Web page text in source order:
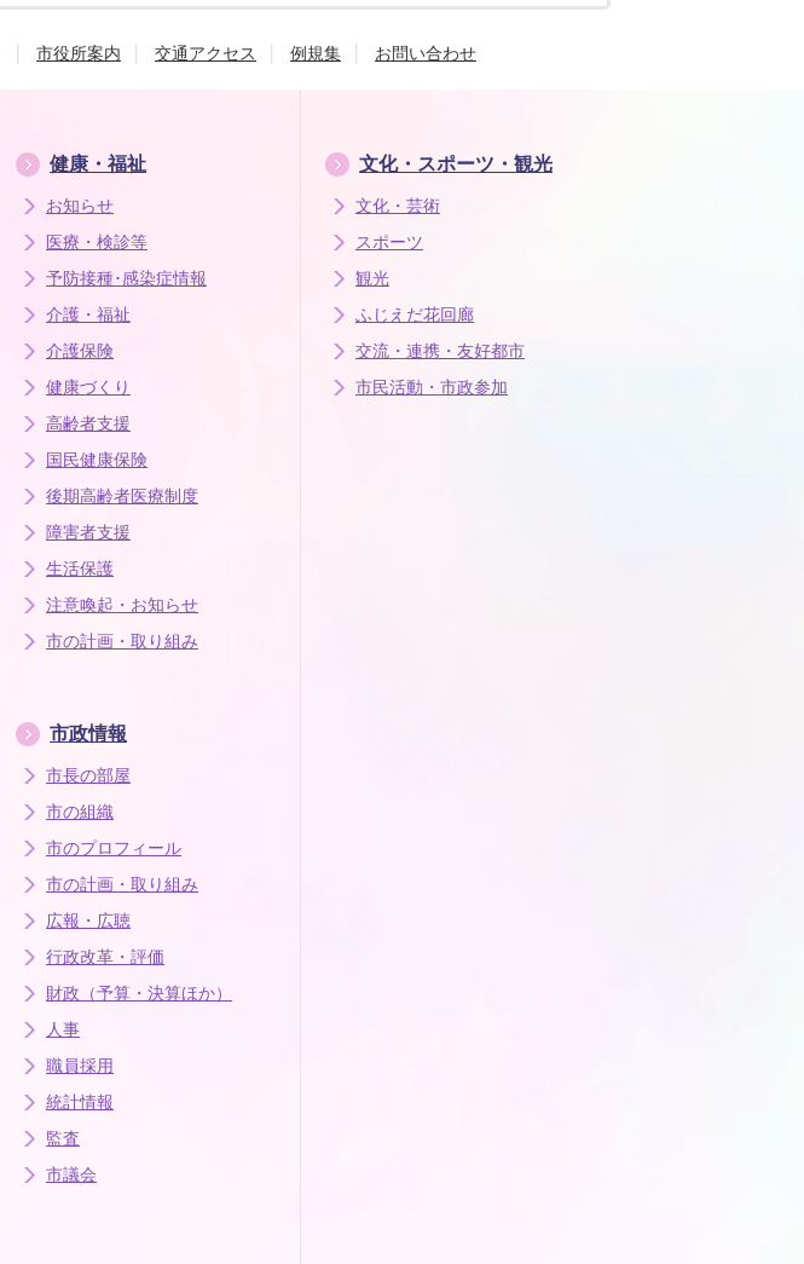
市役所案内 交通アクセス 例規集 お問い合わせ
健康・福祉
お知らせ
医療・検診等
予防接種･感染症情報
介護・福祉
介護保険
健康づくり
高齢者支援
国民健康保険
後期高齢者医療制度
障害者支援
生活保護
注意喚起・お知らせ
市の計画・取り組み
文化・スポーツ・観光
文化・芸術
スポーツ
観光
ふじえだ花回廊
交流・連携・友好都市
市民活動・市政参加
市政情報
市長の部屋
市の組織
市のプロフィール
市の計画・取り組み
広報・広聴
行政改革・評価
財政（予算・決算ほか）
人事
職員採用
統計情報
監査
市議会